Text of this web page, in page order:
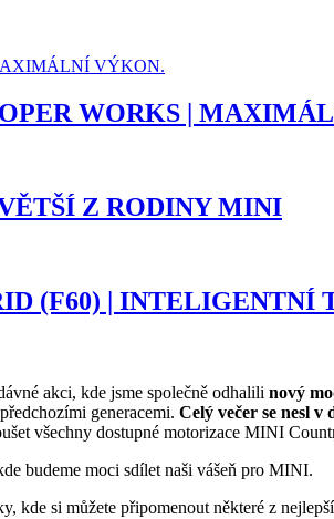
WORKS |
Z RODINY MINI
(F60) | INTELIGENTNÍ
akci, kde jsme společně odhalili nový
generacemi. Celý večer se nesl
všechny dostupné motorizace MINI
budeme moci sdílet naši vášeň pro MINI.
kde si můžete připomenout některé z